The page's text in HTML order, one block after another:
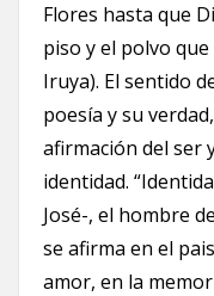
Flores hasta que
piso y el polvo que
Iruya). El sentido
poesía y su
afirmación del ser
identidad.
José-, el hombre
se afirma en el
amor, en la